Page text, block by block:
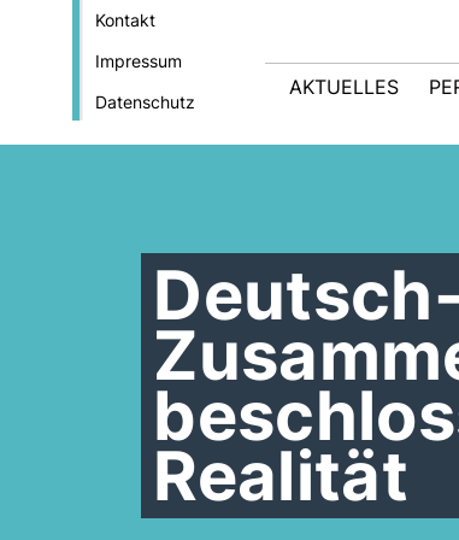
Kontakt
Impressum
Datenschutz
AKTUELLES
Realität